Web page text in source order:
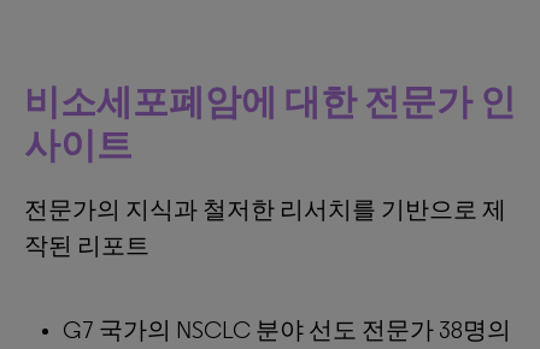
비소세포폐암에 대한 전문가 인
사이트
전문가의 지식과 철저한 리서치를 기반으로 제
작된 리포트
G7 국가의 NSCLC 분야 선도 전문가 38명의